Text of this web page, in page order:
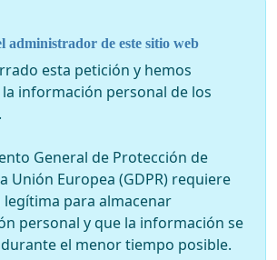
administrador de este sitio web
esta petición y hemos
información personal de los
General de Protección de
Unión Europea (GDPR) requiere
legítima para almacenar
personal y que la información se
el menor tiempo posible.